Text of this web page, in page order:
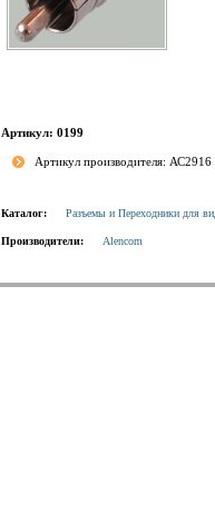
Артикул: 0199
Артикул производителя: АС2916
Каталог: Разъемы и Переходники для
Производители: Alencom